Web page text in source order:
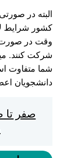
البته در
کشور شرایط
وقت در صورت
شرکت کنند.
شما متفاوت
دانشجویان
صفر تا